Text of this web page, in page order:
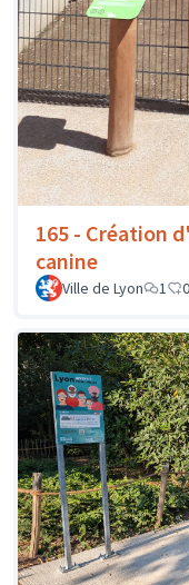
165 - Création
canine
Ville de Lyon 1 0